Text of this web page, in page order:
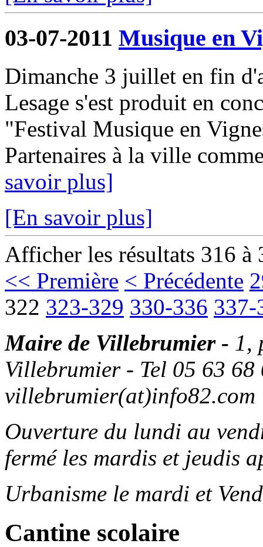
03-07-2011 Musique en
Dimanche 3 juillet en fin
Lesage s'est produit en
"Festival Musique en
Partenaires à la ville
savoir plus]
[En savoir plus]
Afficher les résultats 316 à
<< Première < Précédente
322 323-329 330-336 337-
Maire de Villebrumier - 1,
Villebrumier - Tel 05 63
villebrumier(at)info82.com
Ouverture du lundi au
fermé les mardis et jeudis
Urbanisme le mardi et
Cantine scolaire